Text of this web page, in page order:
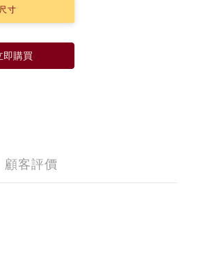
寸
即購買
顧客評價